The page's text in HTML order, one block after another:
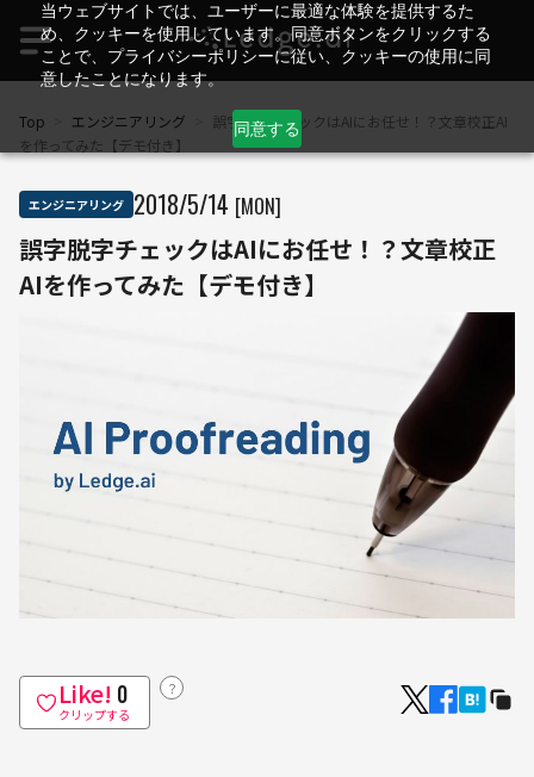
当ウェブサイトでは、ユーザーに最適な体験を提供するた
め、クッキーを使用しています。同意ボタンをクリックする
ことで、プライバシーポリシーに従い、クッキーの使用に同
意したことになります。
同意する
Top エンジニアリング
誤字脱字チェックはAIにお任せ！？文章校正AI
を作ってみた【デモ付き】
エンジニアリング 2018/5/14 [MON]
誤字脱字チェックはAIにお任せ！？文章校正
AIを作ってみた【デモ付き】
Like! 0
クリップする
？